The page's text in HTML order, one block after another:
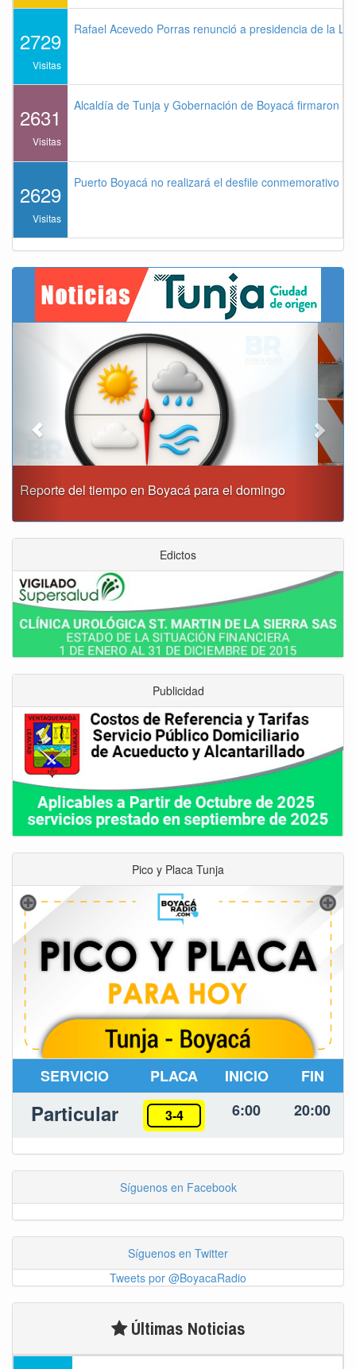
2729
Visitas
Rafael Acevedo Porras renunció a presidencia de la
2631
Visitas
Alcaldía de Tunja y Gobernación de Boyacá firmaron
2629
Visitas
Puerto Boyacá no realizará el desfile conmemorativo
Este domingo habrá cierres viales en Tunja
Next
Edictos
Publicidad
Pico y Placa Tunja
SERVICIO PLACA INICIO FIN
Particular 3-4 6:00 20:00
Síguenos en Facebook
Síguenos en Twitter
Tweets por @BoyacaRadio
Últimas Noticias